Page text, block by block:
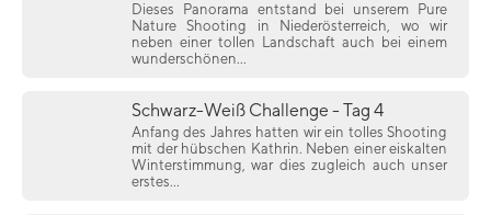
Dieses Panorama entstand bei unserem Pure
Nature Shooting in Niederösterreich, wo wir
neben einer tollen Landschaft auch bei einem
wunderschönen...
Schwarz-Weiß Challenge - Tag 4
Anfang des Jahres hatten wir ein tolles Shooting
mit der hübschen Kathrin. Neben einer eiskalten
Winterstimmung, war dies zugleich auch unser
erstes...